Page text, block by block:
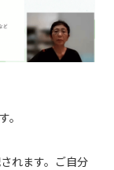
。
れます。ご自分